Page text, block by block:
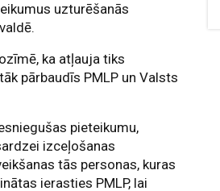
uzturēšanās
ka atļauja tiks
pārbaudīs PMLP un Valsts
pieteikumu,
izceļošanas
tās personas, kuras
ierasties PMLP, lai